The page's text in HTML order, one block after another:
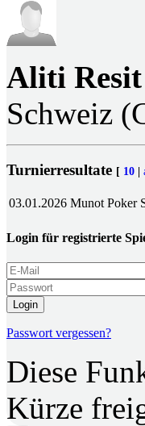
Aliti
Schweiz
Turnierresultate [ 10 |
03.01.2026 Munot Poker
Login für registrierte
Login
Passwort vergessen?
Diese
Kürze